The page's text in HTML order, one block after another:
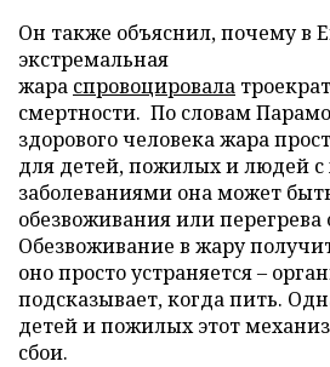
Он также объяснил, почему в
экстремальная
жара спровоцировала
смертности. По словам
здорового человека жара
для детей, пожилых и людей
заболеваниями она может
обезвоживания или перегрева
Обезвоживание в жару
оно просто устраняется –
подсказывает, когда пить.
детей и пожилых этот
сбои.